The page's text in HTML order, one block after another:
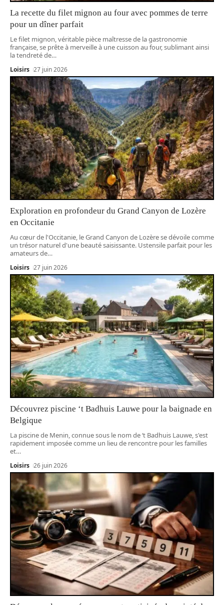
La recette du filet mignon au four avec pommes de terre
pour un dîner parfait
Le filet mignon, véritable pièce maîtresse de la gastronomie
française, se prête à merveille à une cuisson au four, sublimant ainsi
la tendreté de…
Loisirs 27 juin 2026
Exploration en profondeur du Grand Canyon de Lozère
en Occitanie
Au cœur de l'Occitanie, le Grand Canyon de Lozère se dévoile comme
un trésor naturel d'une beauté saisissante. Ustensile parfait pour les
amateurs de…
Loisirs 27 juin 2026
Découvrez piscine ‘t Badhuis Lauwe pour la baignade en
Belgique
La piscine de Menin, connue sous le nom de ‘t Badhuis Lauwe, s'est
rapidement imposée comme un lieu de rencontre pour les familles
et…
Loisirs 26 juin 2026